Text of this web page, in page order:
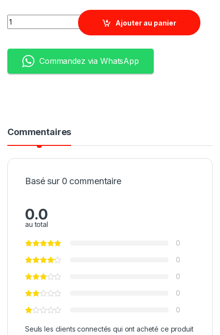
Quantity
Ajouter au panier
Commandez via WhatsApp
Commentaires
Basé sur 0 commentaire
0.0
au total
0
0
0
0
0
Seuls les clients connectés qui ont acheté ce produit